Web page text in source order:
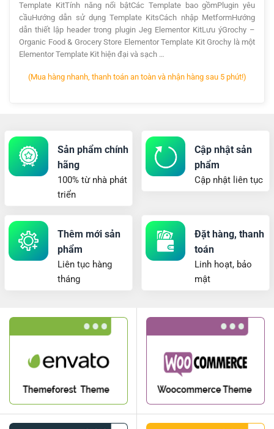
Template KitTính năng nổi bậtCác Template bao gồmPlugin yêu
cầuHướng dẫn sử dụng Template KitsCách nhập MetformHướng
dẫn thiết lập header trong plugin Jeg Elementor KitLưu ýGrochy –
Organic Food & Grocery Store Elementor Template Kit Grochy là một
Elementor Template Kit hiện đại và sạch …
(Mua hàng nhanh, thanh toán an toàn và nhận hàng sau 5 phút!)
Sản phẩm chính
hãng
100% từ nhà phát
triển
Cập nhật sản
phẩm
Cập nhật liên tục
Thêm mới sản
phẩm
Liên tục hàng
tháng
Đặt hàng, thanh
toán
Linh hoạt, bảo
mật